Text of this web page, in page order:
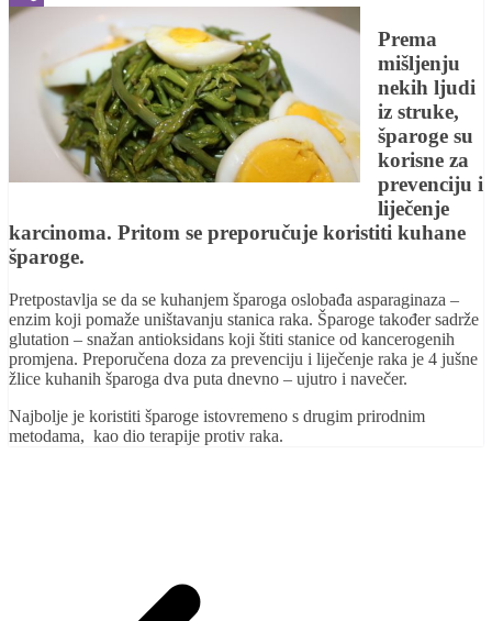
Viber
Prema
mišljenju
nekih ljudi
iz struke,
šparoge su
korisne za
prevenciju i
liječenje
karcinoma. Pritom se preporučuje koristiti kuhane
šparoge.
Pretpostavlja se da se kuhanjem šparoga oslobađa asparaginaza –
enzim koji pomaže uništavanju stanica raka. Šparoge također sadrže
glutation – snažan antioksidans koji štiti stanice od kancerogenih
promjena. Preporučena doza za prevenciju i liječenje raka je 4 jušne
žlice kuhanih šparoga dva puta dnevno – ujutro i navečer.
Najbolje je koristiti šparoge istovremeno s drugim prirodnim
metodama, kao dio terapije protiv raka.